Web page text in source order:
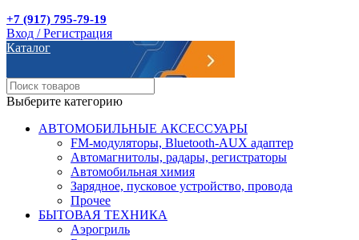
+7 (917) 795-79-19
Вход / Регистрация
Каталог
Выберите категорию
АВТОМОБИЛЬНЫЕ АКСЕССУАРЫ
FM-модуляторы, Bluetooth-AUX адаптер
Автомагнитолы, радары, регистраторы
Автомобильная химия
Зарядное, пусковое устройство, провода
Прочее
БЫТОВАЯ ТЕХНИКА
Аэрогриль